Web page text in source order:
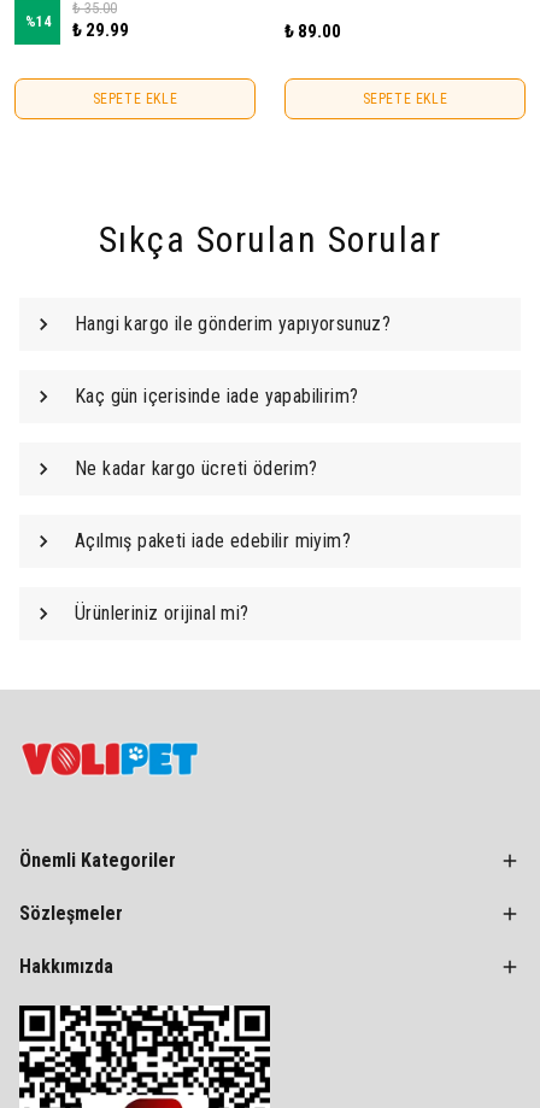
%14
₺ 35.00
₺ 29.99
SEPETE EKLE
₺ 89.00
SEPETE EKLE
Sıkça Sorulan Sorular
Hangi kargo ile gönderim yapıyorsunuz?
Kaç gün içerisinde iade yapabilirim?
Ne kadar kargo ücreti öderim?
Açılmış paketi iade edebilir miyim?
Ürünleriniz orijinal mi?
Önemli Kategoriler
Sözleşmeler
Hakkımızda